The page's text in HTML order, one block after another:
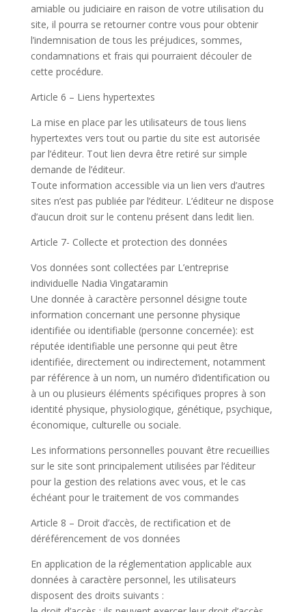
amiable ou judiciaire en raison de votre utilisation du
site, il pourra se retourner contre vous pour obtenir
l’indemnisation de tous les préjudices, sommes,
condamnations et frais qui pourraient découler de
cette procédure.
Article 6 – Liens hypertextes
La mise en place par les utilisateurs de tous liens
hypertextes vers tout ou partie du site est autorisée
par l’éditeur. Tout lien devra être retiré sur simple
demande de l’éditeur.
Toute information accessible via un lien vers d’autres
sites n’est pas publiée par l’éditeur. L’éditeur ne dispose
d’aucun droit sur le contenu présent dans ledit lien.
Article 7- Collecte et protection des données
Vos données sont collectées par L’entreprise
individuelle Nadia Vingataramin
Une donnée à caractère personnel désigne toute
information concernant une personne physique
identifiée ou identifiable (personne concernée): est
réputée identifiable une personne qui peut être
identifiée, directement ou indirectement, notamment
par référence à un nom, un numéro d’identification ou
à un ou plusieurs éléments spécifiques propres à son
identité physique, physiologique, génétique, psychique,
économique, culturelle ou sociale.
Les informations personnelles pouvant être recueillies
sur le site sont principalement utilisées par l’éditeur
pour la gestion des relations avec vous, et le cas
échéant pour le traitement de vos commandes
Article 8 – Droit d’accès, de rectification et de
déréférencement de vos données
En application de la réglementation applicable aux
données à caractère personnel, les utilisateurs
disposent des droits suivants :